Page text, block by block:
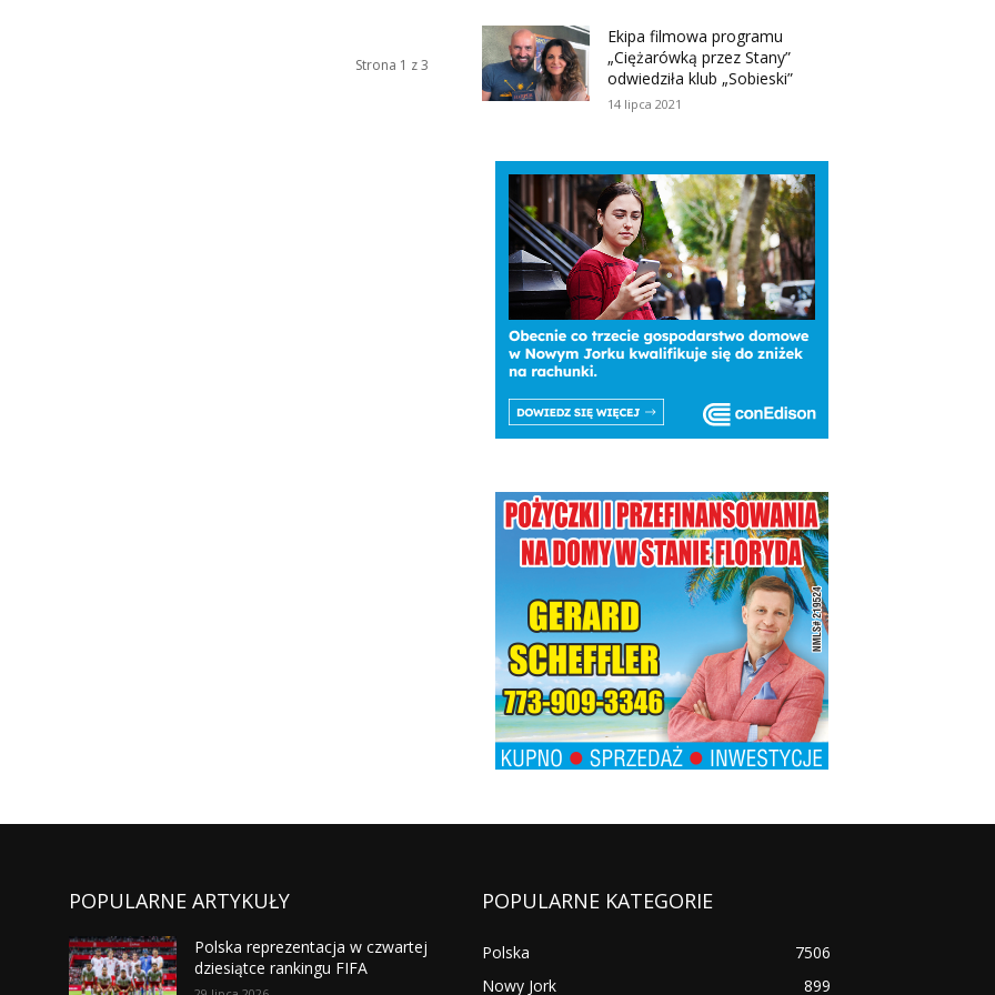
Strona 1 z 3
Ekipa filmowa programu
„Ciężarówką przez Stany”
odwiedziła klub „Sobieski”
14 lipca 2021
POPULARNE ARTYKUŁY
Polska reprezentacja w czwartej
dziesiątce rankingu FIFA
POPULARNE KATEGORIE
Polska
7506
Nowy Jork
899